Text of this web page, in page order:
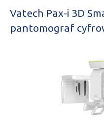
Vatech Pax-i 3D
pantomograf